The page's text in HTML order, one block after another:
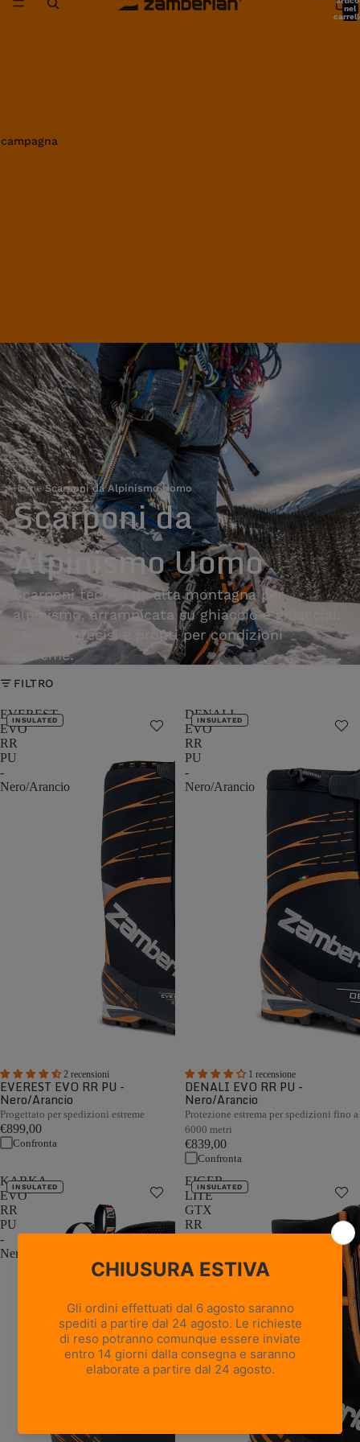
nel
Home›Scarponi da Alpinismo Uomo
Scarponi da
Alpinismo Uomo
Scarponi tecnici da alta montagna per
alpinismo, arrampicata su ghiaccio e ghiacciai.
Leggeri, precisi e pronti per condizioni
estreme.
FILTRO
EVEREST
EVO
RR
PU
-
Nero/Arancio
2 recensioni
INSULATED
EVEREST EVO RR PU -
Nero/Arancio
Progettato per spedizioni estreme
€899,00
Confronta
DENALI
EVO
RR
PU
-
Nero/Arancio
1 recensione
INSULATED
DENALI EVO RR PU -
Nero/Arancio
Protezione estrema per spedizioni fino a
6000 metri
€839,00
Confronta
KARKA
EVO
RR
PU
-
Nero/Arancio
INSULATED
EIGER
LITE
GTX
RR
-
INSULATED